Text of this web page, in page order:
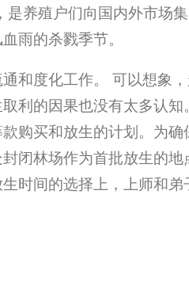
养殖户们向国内外市场
雨的杀戮季节。
和度化工作。 可以想象
利的因果也没有太多认
购买和放生的计划。为
闭林场作为首批放生的
时间的选择上，上师和